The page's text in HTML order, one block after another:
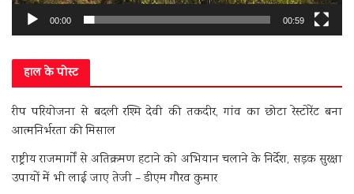
00:00 00:59
हाल के पोस्ट
रीप परियोजना से बदली रश्मि देवी की तकदीर, गांव का छोटा रेस्टोरेंट बना
आत्मनिर्भरता की मिसाल
राष्ट्रीय राजमार्गों से अतिक्रमण हटाने को अभियान चलाने के निर्देश, सड़क सुरक्षा
उपायों में भी लाई जाए तेजी – डीएम गौरव कुमार